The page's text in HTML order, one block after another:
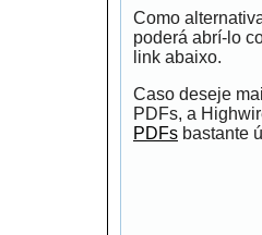
Como
poderá abrí-lo
link abaixo.
Caso deseje
PDFs, a
PDFs bastante